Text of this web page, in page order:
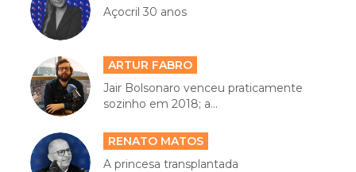
Açocril 30 anos
ARTUR FABRO
Jair Bolsonaro venceu praticamente
sozinho em 2018; a...
RENATO MATOS
A princesa transplantada